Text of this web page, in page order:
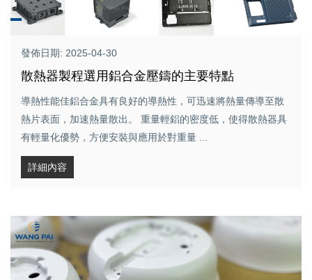
發佈日期: 2025-04-30
散熱器製程選用鋁合金壓鑄的主要特點
導熱性能佳鋁合金具有良好的導熱性，可迅速將熱量傳導至散
熱片表面，加速熱量散出。 重量輕鋁的密度低，使得散熱器具
有輕量化優勢，方便安裝與應用於對重量 ...
詳細內容